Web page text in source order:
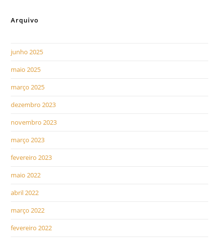
Arquivo
junho 2025
maio 2025
março 2025
dezembro 2023
novembro 2023
março 2023
fevereiro 2023
maio 2022
abril 2022
março 2022
fevereiro 2022